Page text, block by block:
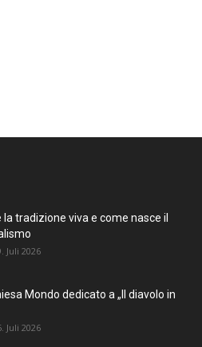
la tradizione viva e come nasce il
Juli 2026
Mondo dedicato a „Il diavolo in
Juli 2026